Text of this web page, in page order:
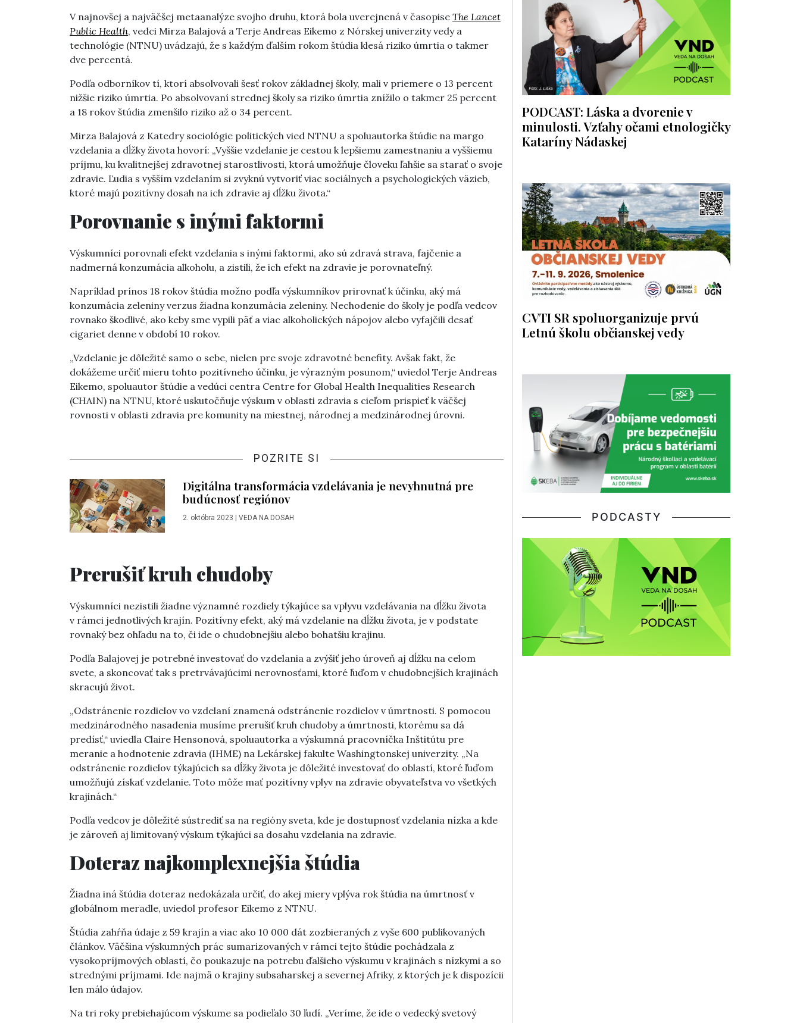
V najnovšej a najväčšej metaanalýze svojho druhu, ktorá bola uverejnená v časopise The Lancet
Public Health, vedci Mirza Balajová a Terje Andreas Eikemo z Nórskej univerzity vedy a
technológie (NTNU) uvádzajú, že s každým ďalším rokom štúdia klesá riziko úmrtia o takmer
dve percentá.
Podľa odborníkov tí, ktorí absolvovali šesť rokov základnej školy, mali v priemere o 13 percent
nižšie riziko úmrtia. Po absolvovaní strednej školy sa riziko úmrtia znížilo o takmer 25 percent
a 18 rokov štúdia zmenšilo riziko až o 34 percent.
Mirza Balajová z Katedry sociológie politických vied NTNU a spoluautorka štúdie na margo
vzdelania a dĺžky života hovorí: „Vyššie vzdelanie je cestou k lepšiemu zamestnaniu a vyššiemu
príjmu, ku kvalitnejšej zdravotnej starostlivosti, ktorá umožňuje človeku ľahšie sa starať o svoje
zdravie. Ľudia s vyšším vzdelaním si zvyknú vytvoriť viac sociálnych a psychologických väzieb,
ktoré majú pozitívny dosah na ich zdravie aj dĺžku života.“
Porovnanie s inými faktormi
Výskumníci porovnali efekt vzdelania s inými faktormi, ako sú zdravá strava, fajčenie a
nadmerná konzumácia alkoholu, a zistili, že ich efekt na zdravie je porovnateľný.
Napríklad prínos 18 rokov štúdia možno podľa výskumníkov prirovnať k účinku, aký má
konzumácia zeleniny verzus žiadna konzumácia zeleniny. Nechodenie do školy je podľa vedcov
rovnako škodlivé, ako keby sme vypili päť a viac alkoholických nápojov alebo vyfajčili desať
cigariet denne v období 10 rokov.
„Vzdelanie je dôležité samo o sebe, nielen pre svoje zdravotné benefity. Avšak fakt, že
dokážeme určiť mieru tohto pozitívneho účinku, je výrazným posunom,“ uviedol Terje Andreas
Eikemo, spoluautor štúdie a vedúci centra Centre for Global Health Inequalities Research
(CHAIN) na NTNU, ktoré uskutočňuje výskum v oblasti zdravia s cieľom prispieť k väčšej
rovnosti v oblasti zdravia pre komunity na miestnej, národnej a medzinárodnej úrovni.
POZRITE SI
Digitálna transformácia vzdelávania je nevyhnutná pre
budúcnosť regiónov
2. októbra 2023 | VEDA NA DOSAH
Prerušiť kruh chudoby
Výskumníci nezistili žiadne významné rozdiely týkajúce sa vplyvu vzdelávania na dĺžku života
v rámci jednotlivých krajín. Pozitívny efekt, aký má vzdelanie na dĺžku života, je v podstate
rovnaký bez ohľadu na to, či ide o chudobnejšiu alebo bohatšiu krajinu.
Podľa Balajovej je potrebné investovať do vzdelania a zvýšiť jeho úroveň aj dĺžku na celom
svete, a skoncovať tak s pretrvávajúcimi nerovnosťami, ktoré ľuďom v chudobnejších krajinách
skracujú život.
„Odstránenie rozdielov vo vzdelaní znamená odstránenie rozdielov v úmrtnosti. S pomocou
medzinárodného nasadenia musíme prerušiť kruh chudoby a úmrtnosti, ktorému sa dá
predísť,“ uviedla Claire Hensonová, spoluautorka a výskumná pracovníčka Inštitútu pre
meranie a hodnotenie zdravia (IHME) na Lekárskej fakulte Washingtonskej univerzity. „Na
odstránenie rozdielov týkajúcich sa dĺžky života je dôležité investovať do oblastí, ktoré ľuďom
umožňujú získať vzdelanie. Toto môže mať pozitívny vplyv na zdravie obyvateľstva vo všetkých
krajinách.“
Podľa vedcov je dôležité sústrediť sa na regióny sveta, kde je dostupnosť vzdelania nízka a kde
je zároveň aj limitovaný výskum týkajúci sa dosahu vzdelania na zdravie.
Doteraz najkomplexnejšia štúdia
Žiadna iná štúdia doteraz nedokázala určiť, do akej miery vplýva rok štúdia na úmrtnosť v
globálnom meradle, uviedol profesor Eikemo z NTNU.
Štúdia zahŕňa údaje z 59 krajín a viac ako 10 000 dát zozbieraných z vyše 600 publikovaných
článkov. Väčšina výskumných prác sumarizovaných v rámci tejto štúdie pochádzala z
vysokopríjmových oblastí, čo poukazuje na potrebu ďalšieho výskumu v krajinách s nízkymi a so
strednými príjmami. Ide najmä o krajiny subsaharskej a severnej Afriky, z ktorých je k dispozícii
len málo údajov.
Na tri roky prebiehajúcom výskume sa podieľalo 30 ľudí. „Veríme, že ide o vedecký svetový
PODCAST: Láska a dvorenie v
minulosti. Vzťahy očami etnologičky
Kataríny Nádaskej
CVTI SR spoluorganizuje prvú
Letnú školu občianskej vedy
PODCASTY